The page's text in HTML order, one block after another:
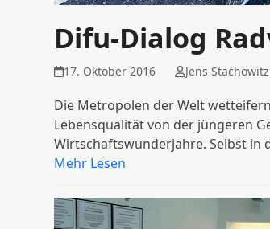
Difu-Dialog
17. Oktober 2016 Jens Stachowitz
Die Metropolen der Welt
Lebensqualität von der jüngeren
Wirtschaftswunderjahre. Selbst in
Mehr Lesen